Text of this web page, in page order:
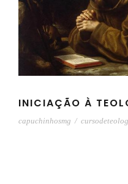
INICIAÇÃO À
capuchinhosmg /